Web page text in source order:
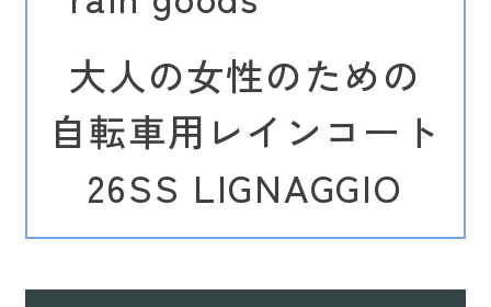
大人の女性のための
自転車用レインコート
26SS LIGNAGGIO